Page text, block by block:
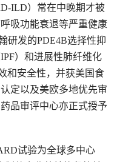
ILD）常在中晚期才被
吸功能衰退等严重健康
研发的PDE4B选择性抑
）和进展性肺纤维化
和安全性，并获美国食
定以及美欧多地优先审
品审评中心亦正式授予
试验为全球多中心